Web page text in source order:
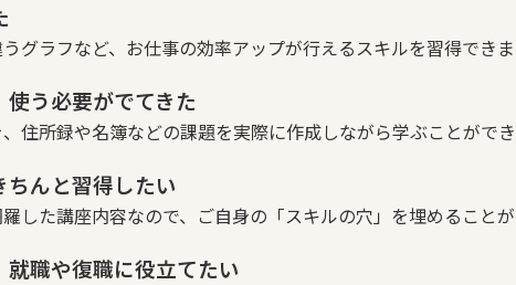
グラフなど、お仕事の効率アップが行えるスキルを習得でき
う必要がでてきた
住所録や名簿などの課題を実際に作成しながら学ぶことがで
んと習得したい
した講座内容なので、ご自身の「スキルの穴」を埋めること
職や復職に役立てたい